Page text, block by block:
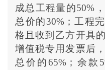
成总工程量的50%
总价的30%；工程
格且收到乙方开具
增值税专用发票后
总价的65%；余款